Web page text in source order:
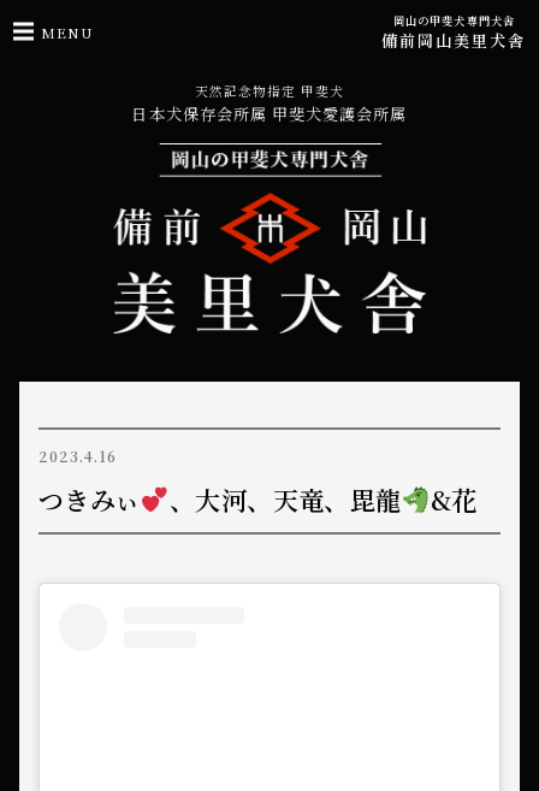
MENU
岡山の甲斐犬専門犬舎
備前岡山美里犬舎
天然記念物指定 甲斐犬
日本犬保存会所属 甲斐犬愛護会所属
2023.4.16
つきみぃ 、大河、天竜、毘龍 &花